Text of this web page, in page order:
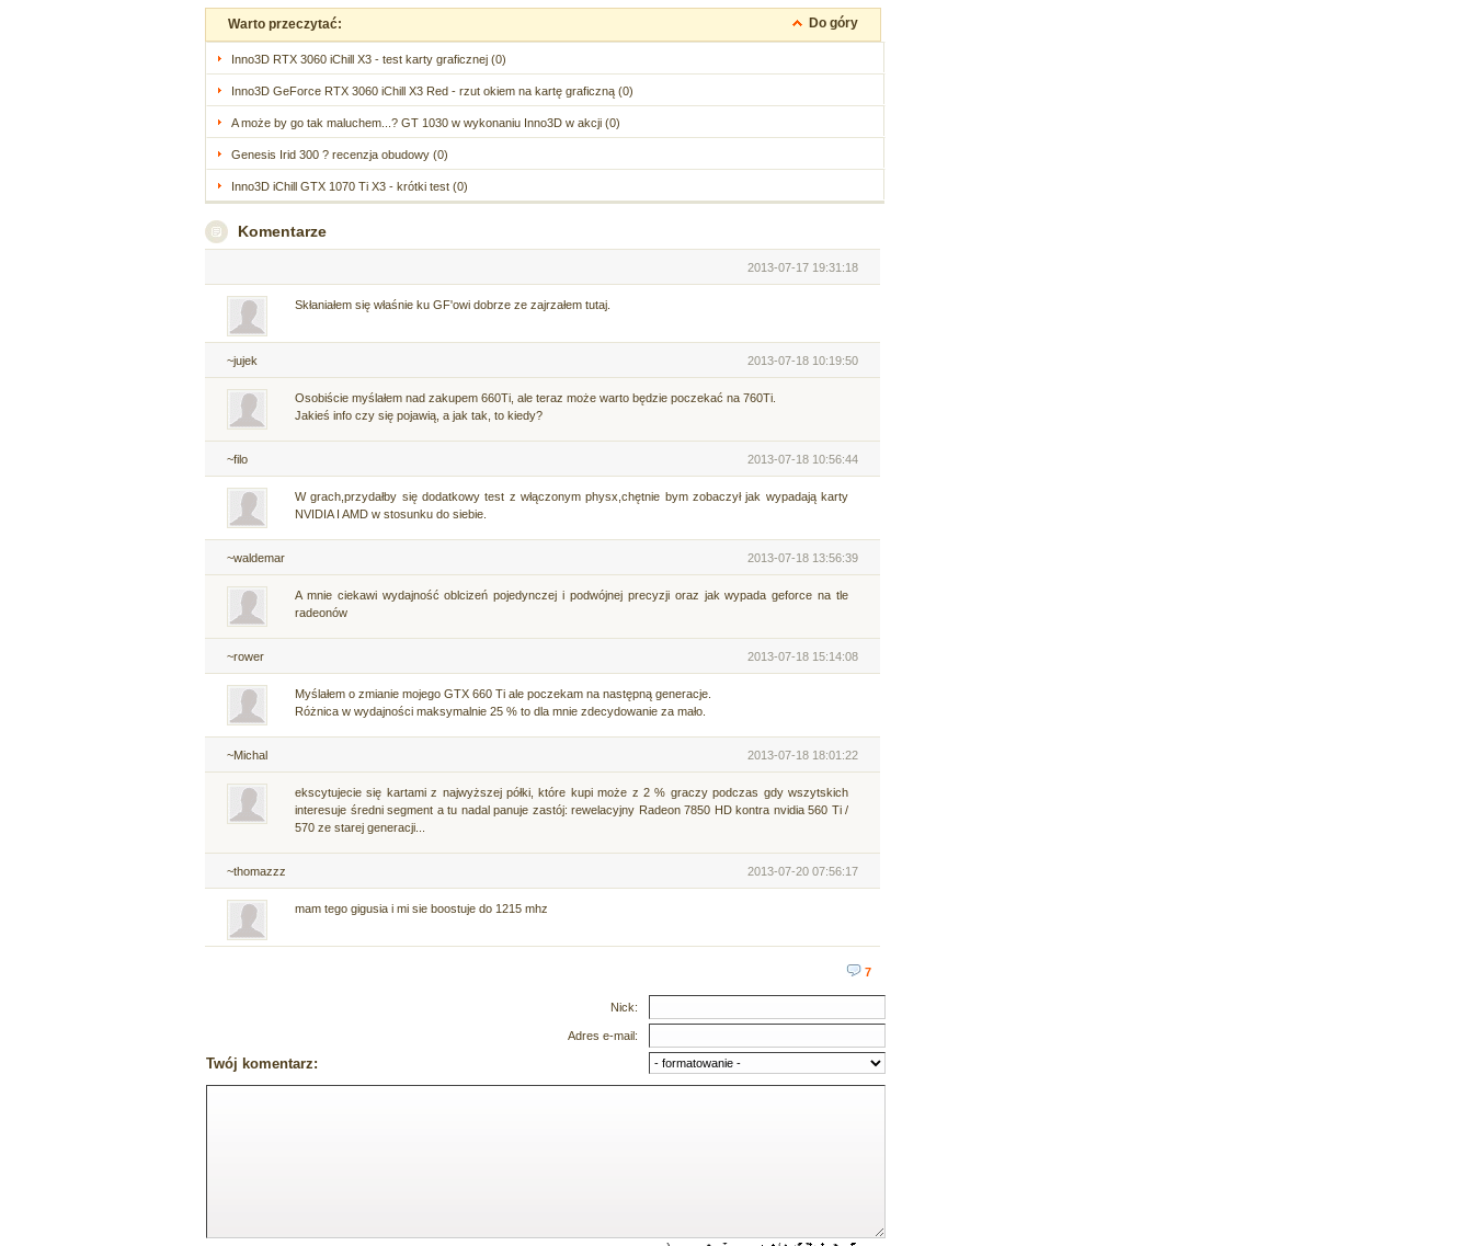
Warto przeczytać: Do góry
Inno3D RTX 3060 iChill X3 - test karty graficznej (0)
Inno3D GeForce RTX 3060 iChill X3 Red - rzut okiem na kartę graficzną (0)
A może by go tak maluchem...? GT 1030 w wykonaniu Inno3D w akcji (0)
Genesis Irid 300 ? recenzja obudowy (0)
Inno3D iChill GTX 1070 Ti X3 - krótki test (0)
Komentarze
2013-07-17 19:31:18
Skłaniałem się właśnie ku GF'owi dobrze ze zajrzałem tutaj.
~jujek 2013-07-18 10:19:50
Osobiście myślałem nad zakupem 660Ti, ale teraz może warto będzie poczekać na 760Ti.
Jakieś info czy się pojawią, a jak tak, to kiedy?
~filo 2013-07-18 10:56:44
W grach,przydałby się dodatkowy test z włączonym physx,chętnie bym zobaczył jak wypadają karty
NVIDIA I AMD w stosunku do siebie.
~waldemar 2013-07-18 13:56:39
A mnie ciekawi wydajność oblcizeń pojedynczej i podwójnej precyzji oraz jak wypada geforce na tle
radeonów
~rower 2013-07-18 15:14:08
Myślałem o zmianie mojego GTX 660 Ti ale poczekam na następną generacje.
Różnica w wydajności maksymalnie 25 % to dla mnie zdecydowanie za mało.
~Michal 2013-07-18 18:01:22
ekscytujecie się kartami z najwyższej półki, które kupi może z 2 % graczy podczas gdy wszytskich
interesuje średni segment a tu nadal panuje zastój: rewelacyjny Radeon 7850 HD kontra nvidia 560 Ti /
570 ze starej generacji...
~thomazzz 2013-07-20 07:56:17
mam tego gigusia i mi sie boostuje do 1215 mhz
7
Nick:
Adres e-mail:
Twój komentarz: